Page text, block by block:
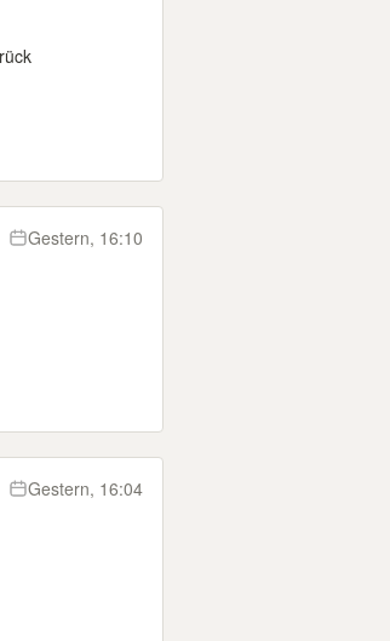
Gestern, 16:10
Gestern, 16:04